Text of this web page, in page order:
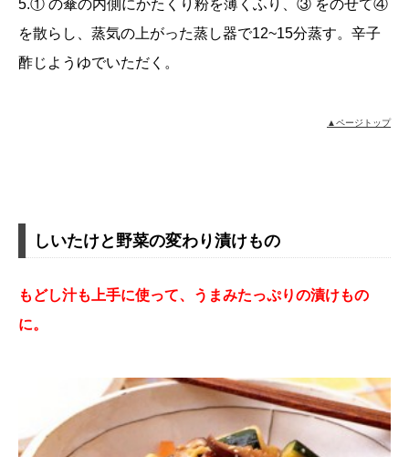
5.① の傘の内側にかたくり粉を薄くふり、③ をのせて④
を散らし、蒸気の上がった蒸し器で12~15分蒸す。辛子
酢じようゆでいただく。
▲ページトップ
しいたけと野菜の変わり漬けもの
もどし汁も上手に使って、うまみたっぷりの漬けもの
に。